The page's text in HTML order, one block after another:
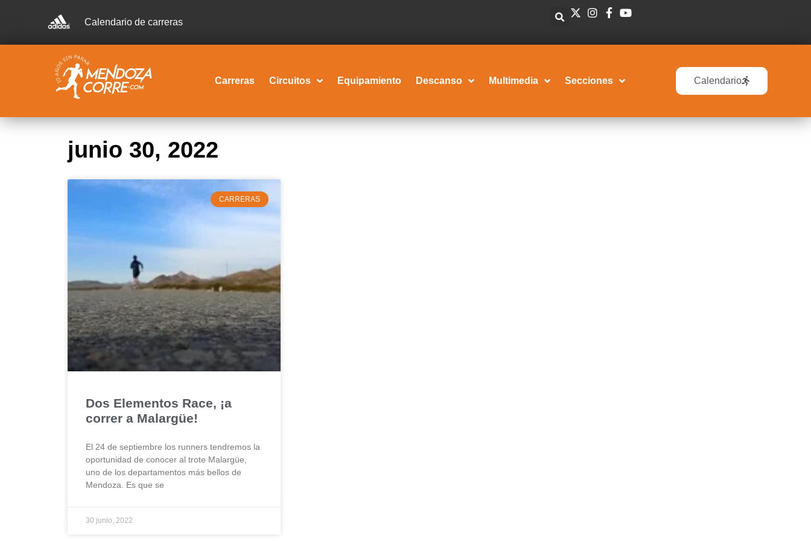
Calendario de carreras
Carreras Circuitos Equipamiento Descanso Multimedia Secciones Calendario
junio 30, 2022
CARRERAS
Dos Elementos Race, ¡a
correr a Malargüe!
El 24 de septiembre los runners tendremos la
oportunidad de conocer al trote Malargüe,
uno de los departamentos más bellos de
Mendoza. Es que se
30 junio, 2022